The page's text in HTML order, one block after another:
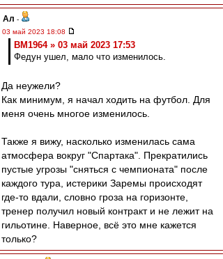
Ал -
03 май 2023 18:08
BM1964 » 03 май 2023 17:53
Федун ушел, мало что изменилось.
Да неужели?
Как минимум, я начал ходить на футбол. Для
меня очень многое изменилось.
Также я вижу, насколько изменилась сама
атмосфера вокруг "Спартака". Прекратились
пустые угрозы "сняться с чемпионата" после
каждого тура, истерики Заремы происходят
где-то вдали, словно гроза на горизонте,
тренер получил новый контракт и не лежит на
гильотине. Наверное, всё это мне кажется
только?